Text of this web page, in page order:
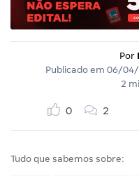
Por
Publicado em 06/
2
0 2
Tudo que sabemos sobre: